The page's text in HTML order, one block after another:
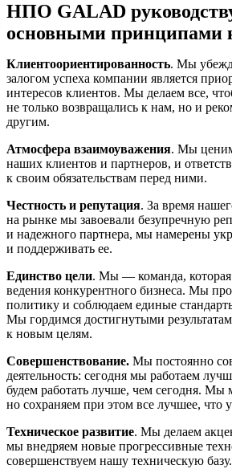
НПО GALAD
основными принципами
Клиентоориентированность. Мы
залогом успеха компании является
интересов клиентов. Мы делаем все,
не только возвращались к нам, но и
другим.
Атмосфера взаимоуважения. Мы
наших клиентов и партнеров, и
к своим обязательствам перед ними.
Честность и репутация. За время
на рынке мы завоевали безупречную
и надежного партнера, мы намерены
и поддерживать ее.
Единство цели. Мы — команда, которая
ведения конкурентного бизнеса. Мы
политику и соблюдаем единые
Мы гордимся достигнутыми
к новым целям.
Совершенствование. Мы постоянно
деятельность: сегодня мы работаем
будем работать лучше, чем сегодня. Мы
но сохраняем при этом все лучшее, что у
Техническое развитие. Мы делаем
мы внедряем новые прогрессивные
совершенствуем нашу техническую базу.